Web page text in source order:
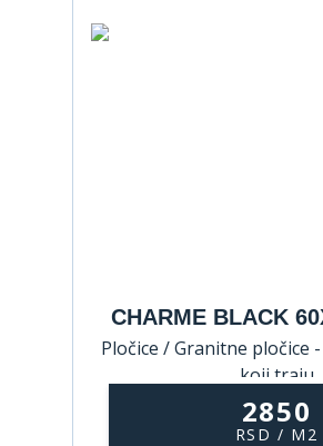
CHARME BLACK
Pločice / Granitne pločice
koji traju
2850
RSD / M2